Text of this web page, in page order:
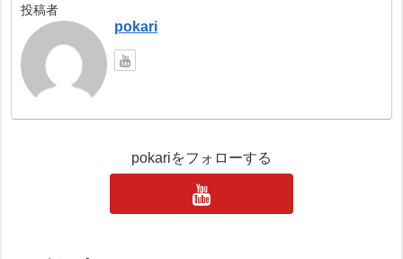
投稿者
pokari
pokariをフォローする